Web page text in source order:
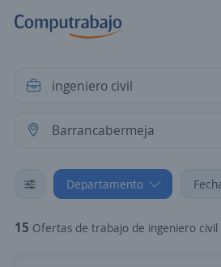
Departamento
15 Ofertas de trabajo de ingeniero civil en Barrancabermeja, Santander